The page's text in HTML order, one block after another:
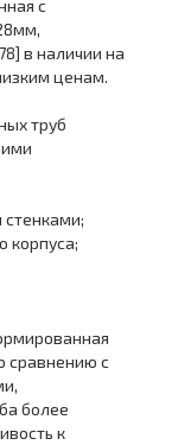
с
в наличии на
ценам.
труб
стенками;
корпуса;
сравнению с
более
к